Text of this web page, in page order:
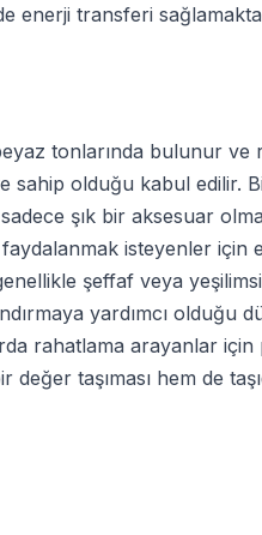
enerji transferi
tonlarında bulunur ve
sahip olduğu kabul
şık bir aksesuar
isteyenler
şeffaf veya
yardımcı olduğu
rahatlama arayanlar
taşıması hem de